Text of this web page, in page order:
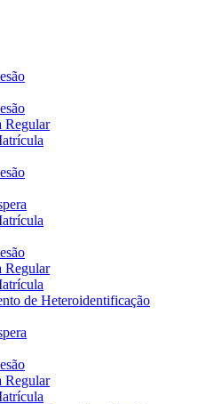
Regular
Regular
de Heteroidentificação
Regular